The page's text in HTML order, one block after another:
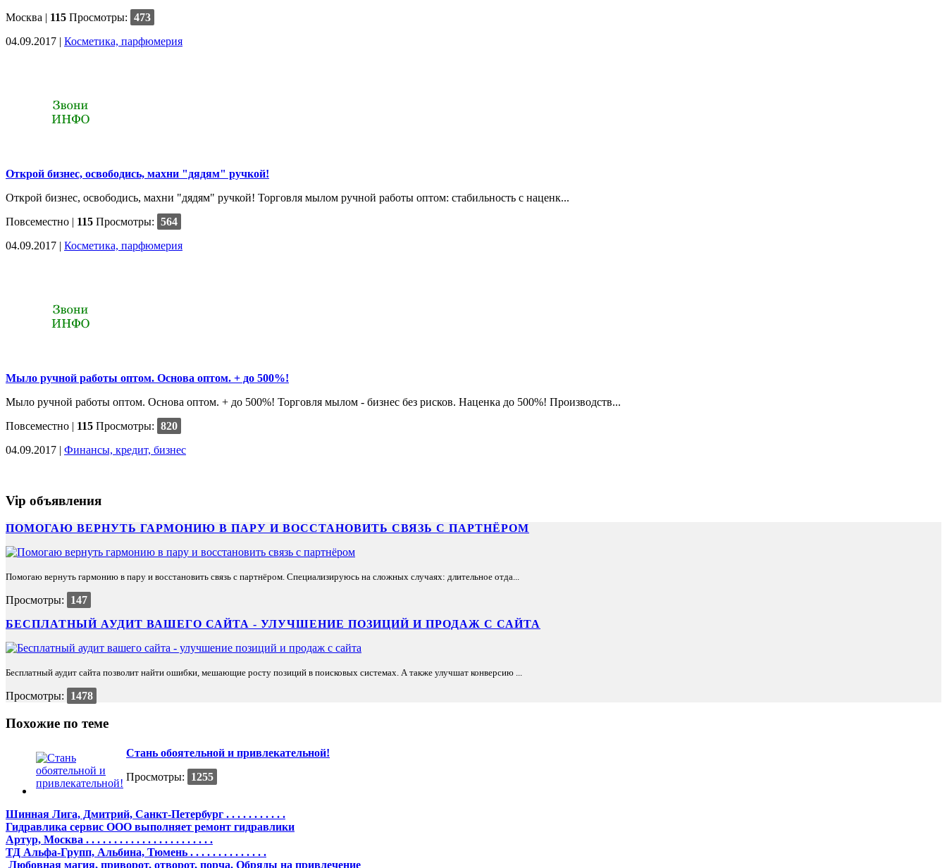
Москва | 115 Просмотры: 473
04.09.2017 | Косметика, парфюмерия
Открой бизнес, освободись, махни "дядям" ручкой!
Открой бизнес, освободись, махни "дядям" ручкой! Торговля мылом ручной работы оптом: стабильность с наценк...
Повсеместно | 115 Просмотры: 564
04.09.2017 | Косметика, парфюмерия
Мыло ручной работы оптом. Основа оптом. + до 500%!
Мыло ручной работы оптом. Основа оптом. + до 500%! Торговля мылом - бизнес без рисков. Наценка до 500%! Производств...
Повсеместно | 115 Просмотры: 820
04.09.2017 | Финансы, кредит, бизнес
Vip объявления
ПОМОГАЮ ВЕРНУТЬ ГАРМОНИЮ В ПАРУ И ВОССТАНОВИТЬ СВЯЗЬ С ПАРТНЁРОМ
Помогаю вернуть гармонию в пару и восстановить связь с партнёром. Специализируюсь на сложных случаях: длительное отда...
Просмотры:
147
БЕСПЛАТНЫЙ АУДИТ ВАШЕГО САЙТА - УЛУЧШЕНИЕ ПОЗИЦИЙ И ПРОДАЖ С САЙТА
Бесплатный аудит сайта позволит найти ошибки, мешающие росту позиций в поисковых системах. А также улучшат конверсию ...
Просмотры: 1478
Похожие по теме
Стань обоятельной и привлекательной!
Просмотры:
1255
Шинная Лига, Дмитрий, Санкт-Петербург . . . . . . . . . . .
Гидравлика сервис ООО выполняет ремонт гидравлики
Артур, Москва . . . . . . . . . . . . . . . . . . . . . . .
ТД Альфа-Групп, Альбина, Тюмень . . . . . . . . . . . . . .
Любовная магия, приворот, отворот, порча. Обряды на привлечение